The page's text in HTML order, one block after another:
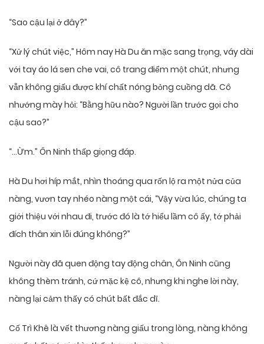
“Sao cậu lại ở đây?”
“Xử lý chút việc,” Hôm nay Hà Du ăn mặc sang trọng, váy dài
với tay áo lá sen che vai, cô trang điểm một chút, nhưng
vẫn không giấu được khí chất nóng bỏng cuồng dã. Cô
nhướng mày hỏi: “Bằng hữu nào? Người lần trước gọi cho
cậu sao?”
“…Ừm.” Ôn Ninh thấp giọng đáp.
Hà Du hơi híp mắt, nhìn thoáng qua rốn lộ ra một nửa của
nàng, vươn tay nhéo nàng một cái, “Vậy vừa lúc, chúng ta
giới thiệu với nhau đi, trước đó là tớ hiểu lầm cô ấy, tớ phải
đích thân xin lỗi đúng không?”
Người này đã quen động tay động chân, Ôn Ninh cũng
không thèm tránh, cứ mặc kệ cô, nhưng khi nghe lời này,
nàng lại cảm thấy có chút bất đắc dĩ.
Cố Trì Khê là vết thương nàng giấu trong lòng, nàng không